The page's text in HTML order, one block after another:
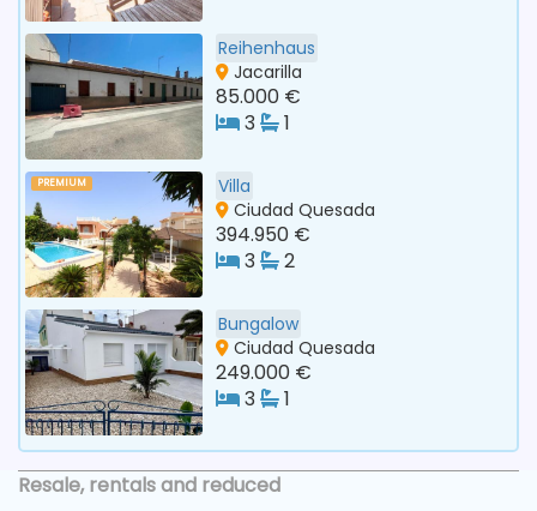
Reihenhaus
Jacarilla
85.000 €
3
1
PREMIUM
Villa
Ciudad Quesada
394.950 €
3
2
Bungalow
Ciudad Quesada
249.000 €
3
1
Resale, rentals and reduced